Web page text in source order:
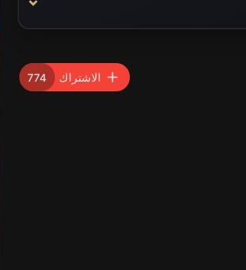
الاشتراك 774